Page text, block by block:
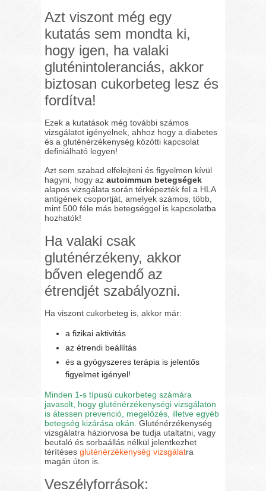
Azt viszont még egy
kutatás sem mondta ki,
hogy igen, ha valaki
gluténintoleranciás, akkor
biztosan cukorbeteg lesz és
fordítva!
Ezek a kutatások még további számos
vizsgálatot igényelnek, ahhoz hogy a diabetes
és a gluténérzékenység közötti kapcsolat
definiálható legyen!
Azt sem szabad elfelejteni és figyelmen kívül
hagyni, hogy azautoimmun betegségek
alapos vizsgálata során térképezték fel a HLA
antigének csoportját, amelyek számos, több,
mint 500 féle más betegséggel is kapcsolatba
hozhatók!
Ha valaki csak
gluténérzékeny, akkor
bőven elegendő az
étrendjét szabályozni.
Ha viszont cukorbeteg is, akkor már:
a fizikai aktivitás
az étrendi beállítás
és a gyógyszeres terápia is jelentős
figyelmet igényel!
Minden 1-s típusú cukorbeteg számára
javasolt, hogy gluténérzékenységi vizsgálaton
is átessen prevenció, megelőzés, illetve egyéb
betegség kizárása okán. Gluténérzékenység
vizsgálatra háziorvosa be tudja utaltatni, vagy
beutaló és sorbaállás nélkül jelentkezhet
térítésesgluténérzékenység vizsgálatra
magán úton is.
Veszélyforrások: